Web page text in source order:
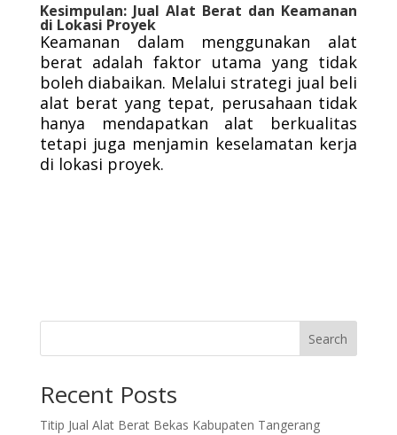
Kesimpulan: Jual Alat Berat dan Keamanan
di Lokasi Proyek
Keamanan dalam menggunakan alat
berat adalah faktor utama yang tidak
boleh diabaikan. Melalui strategi jual beli
alat berat yang tepat, perusahaan tidak
hanya mendapatkan alat berkualitas
tetapi juga menjamin keselamatan kerja
di lokasi proyek.
Search
Recent Posts
Titip Jual Alat Berat Bekas Kabupaten Tangerang